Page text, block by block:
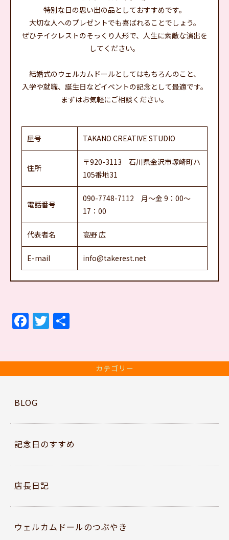
特別な日の思い出の品としておすすめです。
大切な人へのプレゼントでも喜ばれることでしょう。
ぜひテイクレストのそっくり人形で、人生に素敵な演出を
してください。
結婚式のウェルカムドールとしてはもちろんのこと、
入学や就職、誕生日などイベントの記念として最適です。
まずはお気軽にご相談ください。
屋号 TAKANO CREATIVE STUDIO
住所
〒920-3113 石川県金沢市塚崎町ハ
105番地31
電話番号
090-7748-7112 月～金 9：00～
17：00
代表者名 高野 広
E-mail info@takerest.net
F
e
o
o
k
T
er カテゴリー
BLOG
記念日のすすめ
店長日記
ウェルカムドールのつぶやき